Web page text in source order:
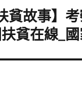
貧故事】
貧在線_